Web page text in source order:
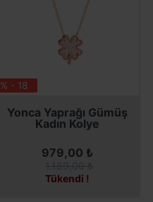
% - 18
Yonca Yaprağı Gümüş
Kadın Kolye
SEPETE EKLE
979,00 ₺
Tükendi !